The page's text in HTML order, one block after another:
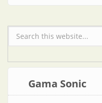
Formulario de búsqueda
Gama Sonic